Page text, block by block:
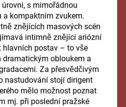
s mimořádnou
kompaktním zvukem.
znějících masových scén
intimně znějící ariózní
hlavních postav – to vše
dramatickým obloukem a
Za přesvědčivým
nastudování stojí dirigent
mělo možnost poznat
mj. při poslední pražské